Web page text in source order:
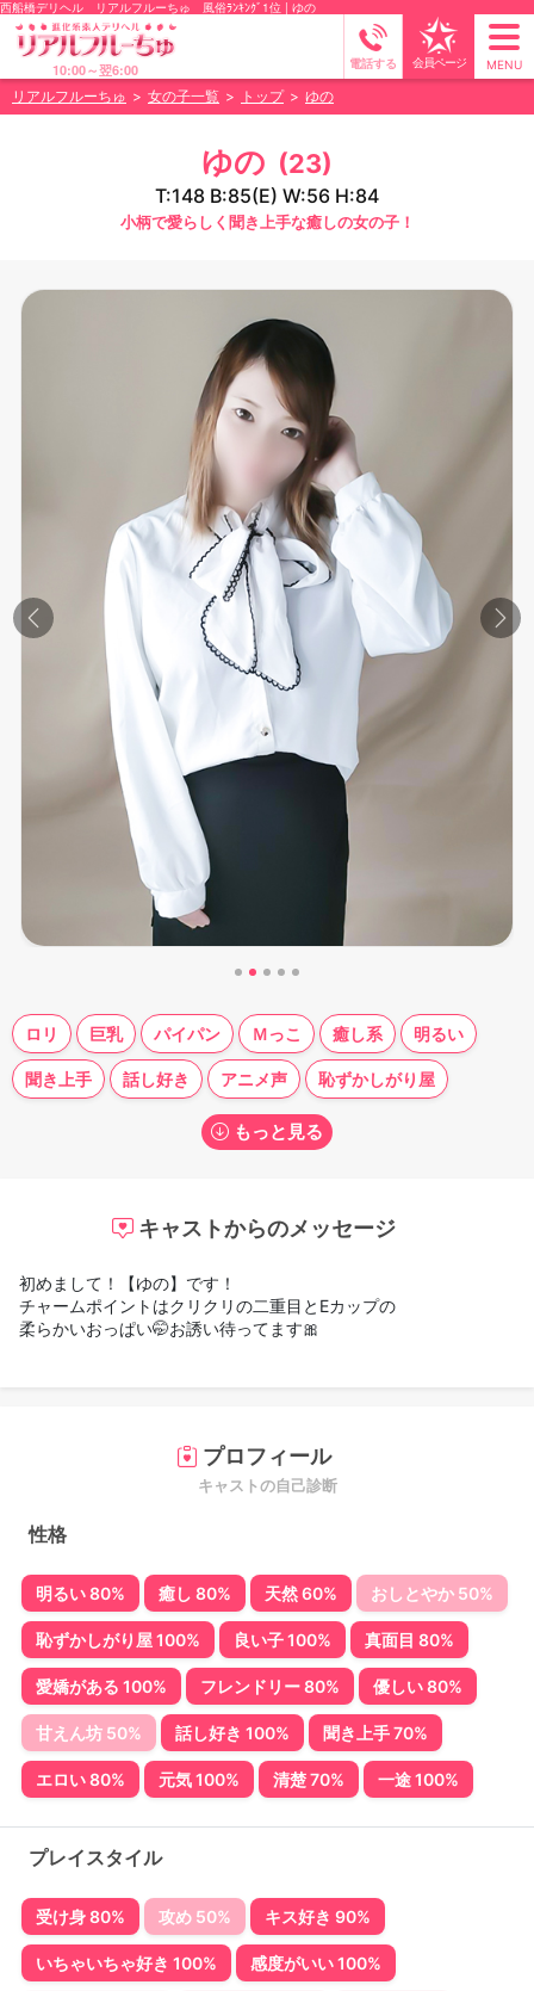
西船橋デリヘル リアルフルーちゅ 風俗ﾗﾝｷﾝｸﾞ1位 | ゆの
10:00～翌6:00 電話する 会員ページ MENU
リアルフルーちゅ 女の子一覧 トップ ゆの
ゆの (23)
T:148 B:85(E) W:56 H:84
小柄で愛らしく聞き上手な癒しの女の子！
Previous
ロリ 巨乳 パイパン Ｍっこ 癒し系 明るい
聞き上手 話し好き アニメ声 恥ずかしがり屋
もっと見る
キャストからのメッセージ
初めまして！【ゆの】です！
チャームポイントはクリクリの二重目とEカップの
柔らかいおっぱい🤭お誘い待ってます🎀
プロフィール
キャストの自己診断
性格
明るい 80% 癒し 80% 天然 60% おしとやか 50%
恥ずかしがり屋 100% 良い子 100% 真面目 80%
愛嬌がある 100% フレンドリー 80% 優しい 80%
甘えん坊 50% 話し好き 100% 聞き上手 70%
エロい 80% 元気 100% 清楚 70% 一途 100%
プレイスタイル
受け身 80% 攻め 50% キス好き 90%
いちゃいちゃ好き 100% 感度がいい 100%